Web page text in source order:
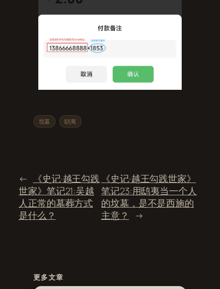
坟墓 鸱夷
←
《史记·越王勾践
世家》笔记21:吴越
人正常的墓葬方式
是什么？
《史记·越王勾践世家》
笔记23:用鸱夷当一个人
的坟墓，是不是西施的
主意？
→
更多文章